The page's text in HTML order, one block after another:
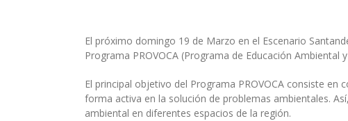
El próximo domingo 19 de Marzo en el Escenario
Programa PROVOCA (Programa de Educación
El principal objetivo del Programa PROVOCA consiste
forma activa en la solución de problemas ambientales.
ambiental en diferentes espacios de la región.